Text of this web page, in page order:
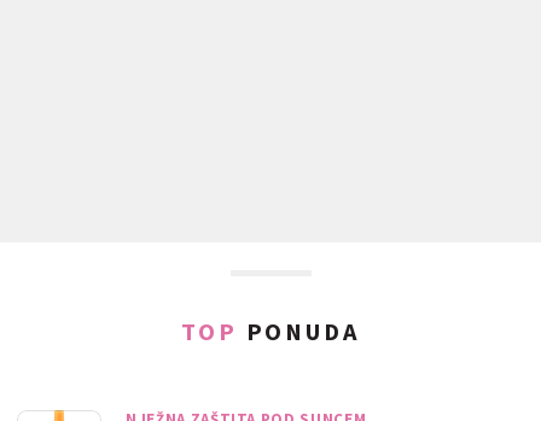
TOP PONUDA